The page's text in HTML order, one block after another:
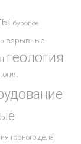
буровое
взрывные
геология
горного дела